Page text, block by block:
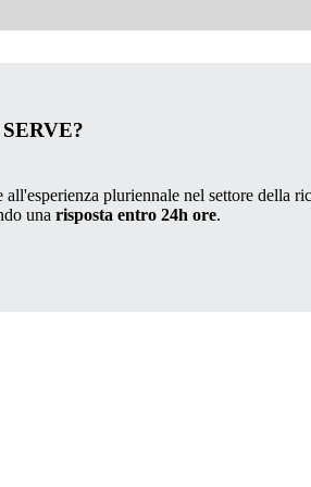
all'esperienza pluriennale nel settore della
una risposta entro 24h ore.